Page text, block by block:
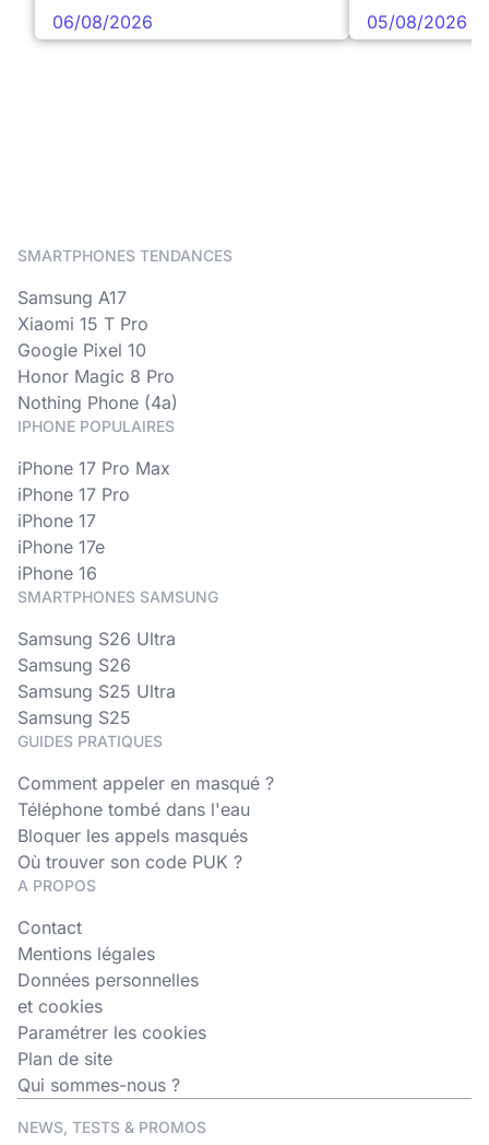
06/08/2026 05/08/2026
SMARTPHONES TENDANCES
Samsung A17
Xiaomi 15 T Pro
Google Pixel 10
Honor Magic 8 Pro
Nothing Phone (4a)
IPHONE POPULAIRES
iPhone 17 Pro Max
iPhone 17 Pro
iPhone 17
iPhone 17e
iPhone 16
SMARTPHONES SAMSUNG
Samsung S26 Ultra
Samsung S26
Samsung S25 Ultra
Samsung S25
GUIDES PRATIQUES
Comment appeler en masqué ?
Téléphone tombé dans l'eau
Bloquer les appels masqués
Où trouver son code PUK ?
A PROPOS
Contact
Mentions légales
Données personnelles
et cookies
Paramétrer les cookies
Plan de site
Qui sommes-nous ?
NEWS, TESTS & PROMOS